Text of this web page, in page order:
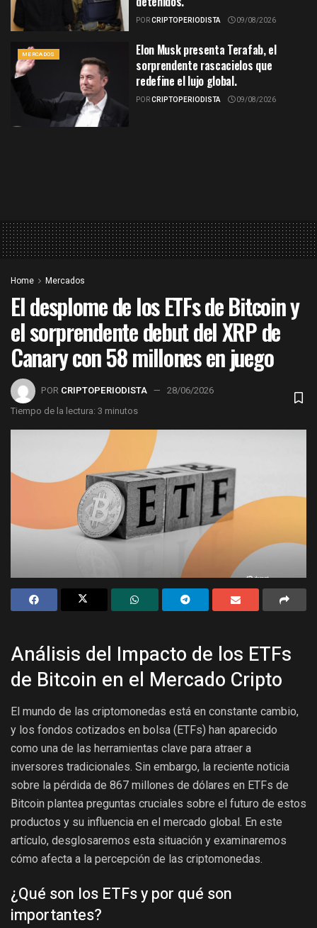
PORCRIPTOPERIODISTA 09/08/2026
MERCADOS
Elon Musk presenta Terafab, el
sorprendente rascacielos que
redefine el lujo global.
PORCRIPTOPERIODISTA 09/08/2026
Home Mercados
El desplome de los ETFs de Bitcoin y
el sorprendente debut del XRP de
Canary con 58 millones en juego
POR CRIPTOPERIODISTA
28/06/2026
Tiempo de la lectura: 3 minutos
Análisis del Impacto de los ETFs
de Bitcoin en el Mercado Cripto
El mundo de las criptomonedas está en constante cambio,
y los fondos cotizados en bolsa (ETFs) han aparecido
como una de las herramientas clave para atraer a
inversores tradicionales. Sin embargo, la reciente noticia
sobre la pérdida de 867 millones de dólares en ETFs de
Bitcoin plantea preguntas cruciales sobre el futuro de estos
productos y su influencia en el mercado global. En este
artículo, desglosaremos esta situación y examinaremos
cómo afecta a la percepción de las criptomonedas.
¿Qué son los ETFs y por qué son
importantes?